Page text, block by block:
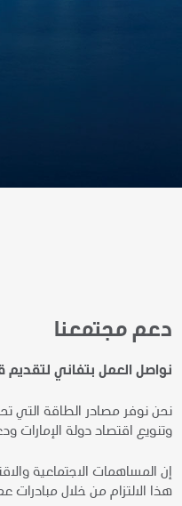
دعم مجتمعنا
نواصل العمل بتفاني لتقديم
نحن نوفر مصادر الطاقة التي
وتنويع اقتصاد دولة الإمارات
إن المساهمات الاجتماعية
هذا الالتزام من خلال